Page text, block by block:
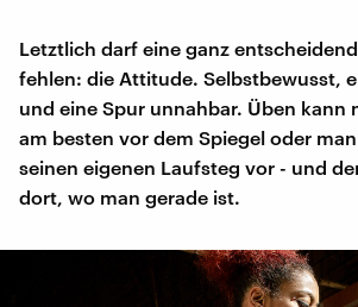
Letztlich darf eine ganz
fehlen: die Attitude. Selbstbewusst,
und eine Spur unnahbar. Üben kann
am besten vor dem Spiegel oder
seinen eigenen Laufsteg vor - und
dort, wo man gerade ist.